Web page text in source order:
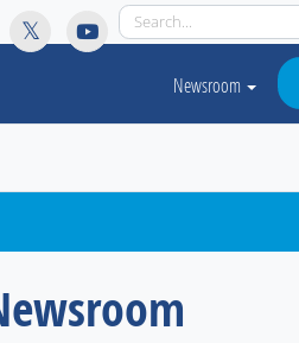
Newsroom
for details and any questions.